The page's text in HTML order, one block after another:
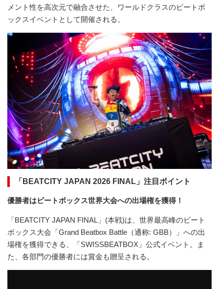
メント性を高次元で融合させた、ワールドクラスのビートボ
ックスイベントとして開催される。
「BEATCITY JAPAN 2026 FINAL」注目ポイント
優勝者はビートボックス世界大会への出場権を獲得！
「BEATCITY JAPAN FINAL」(本戦)は、世界最高峰のビート
ボックス大会「Grand Beatbox Battle（通称: GBB）」への出
場権を獲得できる、「SWISSBEATBOX」公式イベント。ま
た、各部門の優勝者には賞金も贈呈される。